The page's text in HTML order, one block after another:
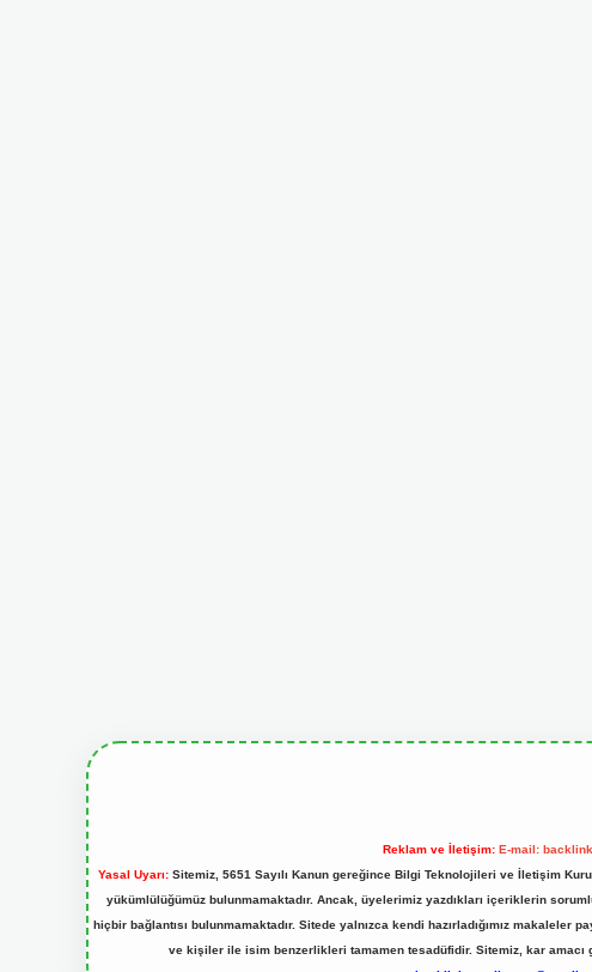
Reklam ve İletişim: E-mail:
Yasal Uyarı:Sitemiz, 5651 Sayılı Kanun gereğince Bilgi Teknolojileri ve İletişim
yükümlülüğümüz bulunmamaktadır. Ancak, üyelerimiz yazdıkları içeriklerin
hiçbir bağlantısı bulunmamaktadır. Sitede yalnızca kendi hazırladığımız
ve kişiler ile isim benzerlikleri tamamen tesadüfidir. Sitemiz, kar amacı